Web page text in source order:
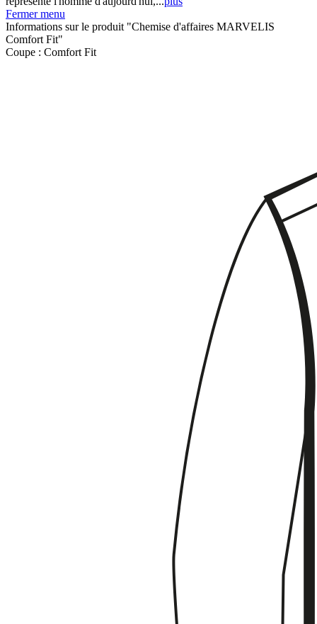
Fermer menu
Informations sur le produit "Chemise d'affaires MARVELIS
Comfort Fit"
Coupe : Comfort Fit